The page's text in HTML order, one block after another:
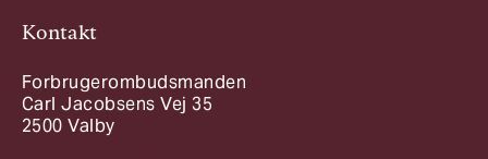
Kontakt
Forbrugerombudsmanden
Carl Jacobsens Vej 35
2500 Valby